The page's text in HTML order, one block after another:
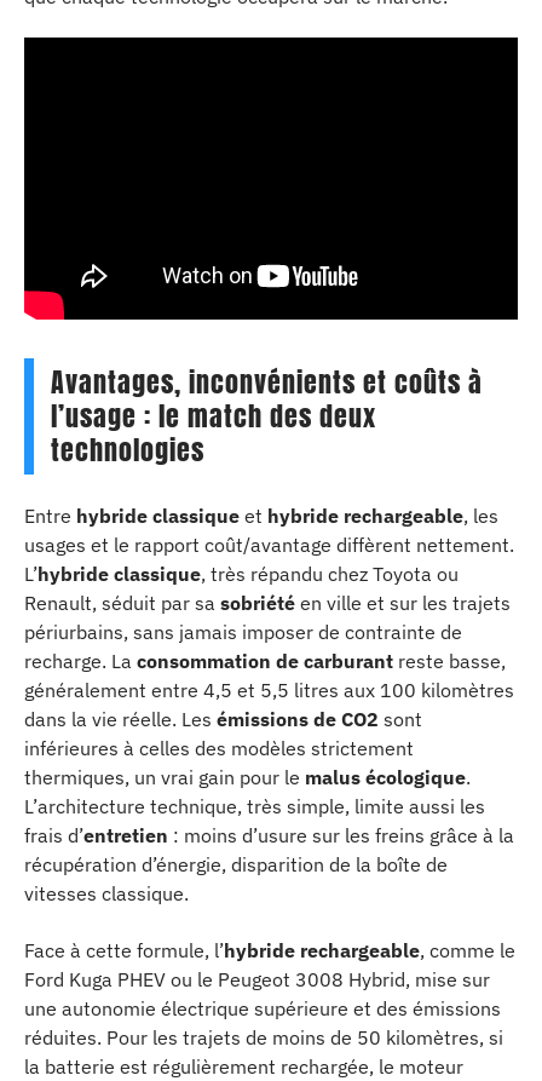
Avantages, inconvénients et coûts à
l’usage : le match des deux
technologies
Entre hybride classique et hybride rechargeable, les
usages et le rapport coût/avantage diffèrent nettement.
L’hybride classique, très répandu chez Toyota ou
Renault, séduit par sa sobriété en ville et sur les trajets
périurbains, sans jamais imposer de contrainte de
recharge. La consommation de carburant reste basse,
généralement entre 4,5 et 5,5 litres aux 100 kilomètres
dans la vie réelle. Les émissions de CO2 sont
inférieures à celles des modèles strictement
thermiques, un vrai gain pour le malus écologique.
L’architecture technique, très simple, limite aussi les
frais d’entretien : moins d’usure sur les freins grâce à la
récupération d’énergie, disparition de la boîte de
vitesses classique.
Face à cette formule, l’hybride rechargeable, comme le
Ford Kuga PHEV ou le Peugeot 3008 Hybrid, mise sur
une autonomie électrique supérieure et des émissions
réduites. Pour les trajets de moins de 50 kilomètres, si
la batterie est régulièrement rechargée, le moteur